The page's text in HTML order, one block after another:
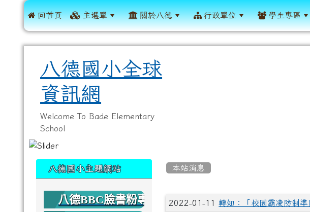
 回首頁 主選單 關於八德 行政單位 學生專區
八德國小全球
資訊網
Welcome To Bade Elementary
School
本站消息
文章列表
2022-01-11轉知：「校園霸凌防制
八德國小主題網站
八德BBC臉書粉專